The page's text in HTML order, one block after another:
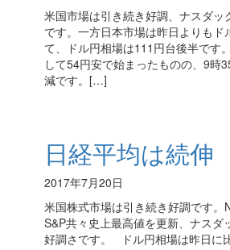
米国市場は引き続き好調、ナスダッ
です。一方日本市場は昨日よりも
て、ドル円相場は111円台後半です
して54円安で始まったものの、9時
減です。[…]
日経平均は続伸
2017年7月20日
米国株式市場は引き続き好調です。
S&P共々史上最高値を更新、ナスダ
好調さです。 ドル円相場は昨日に